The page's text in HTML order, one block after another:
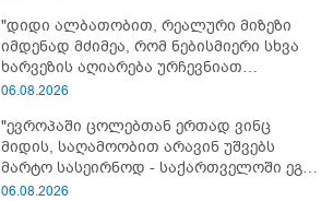
ირაკლი კობახიძე
"დიდი ალბათობით, რეალური მიზეზი
იმდენად მძიმეა, რომ ნებისმიერი სხვა
ხარვეზის აღიარება ურჩევნიათ
ნამდვილი მიზეზის გამოაშკარავებას" -
გათიშვაზე
06.08.2026
"ევროპაში ცოლებთან ერთად ვინც
მიდის, საღამოობით არავინ უშვებს
მარტო სასეირნოდ - საქართველოში ეგ
პრობლემა არ არის!" - ლევან
06.08.2026